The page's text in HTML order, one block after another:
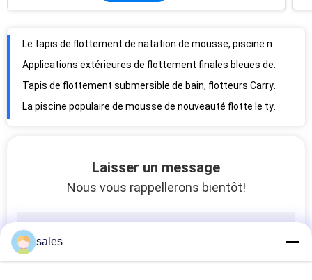
de tasse
Rougeoient le produit chimique personnalisé par Gray Circle Styrofoam Pool Noodles vert résistant
Le type solide cylindrique doux de mousse de biens d'amusement de nouilles bleues de piscine a plongé
Laisser un message
Nous vous rappellerons bientôt!
sales